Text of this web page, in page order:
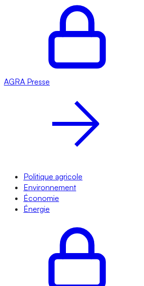
AGRA Presse
Politique agricole
Environnement
Économie
Énergie